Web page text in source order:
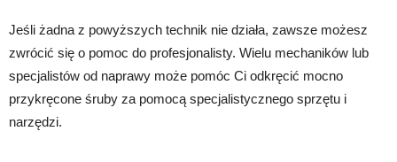
Jeśli żadna z powyższych technik nie działa, zawsze możesz
zwrócić się o pomoc do profesjonalisty. Wielu mechaników lub
specjalistów od naprawy może pomóc Ci odkręcić mocno
przykręcone śruby za pomocą specjalistycznego sprzętu i
narzędzi.